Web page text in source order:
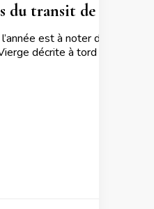
transit de Vénus
est à noter de part sa
décrite à tord telle une